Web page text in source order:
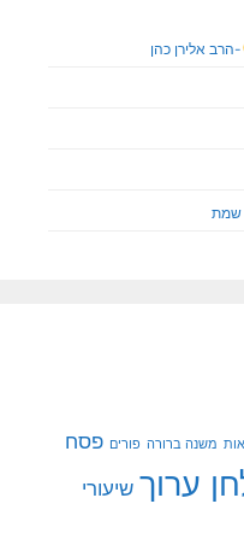
-הרב אלירן כהן
שמת
משנה ברורה פורים פסח
ערוך שיעורי